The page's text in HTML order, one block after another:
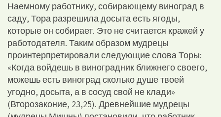
Наемному работнику, собирающему виноград в
саду, Тора разрешила досыта есть ягоды,
которые он собирает. Это не считается кражей у
работодателя. Таким образом мудрецы
проинтерпретировали следующие слова Торы:
«Когда войдешь в виноградник ближнего своего,
можешь есть виноград сколько душе твоей
угодно, досыта, а в сосуд свой не клади»
(Второзаконие, 23,25). Древнейшие мудрецы